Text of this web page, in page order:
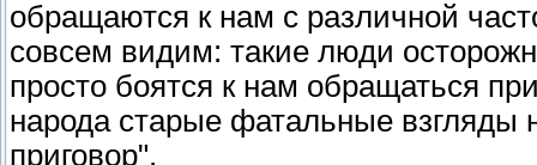
обращаются к нам с различной
совсем видим: такие люди
просто боятся к нам обращаться
народа старые фатальные взгляды
приговор".